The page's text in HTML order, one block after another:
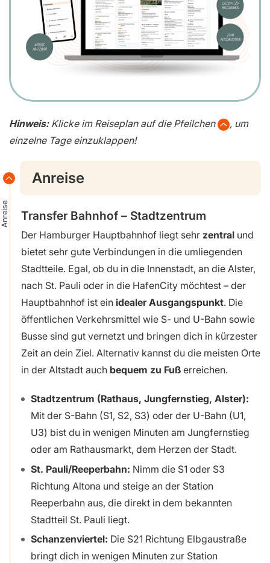
Hinweis: Klicke im Reiseplan auf die Pfeilchen
, um
einzelne Tage einzuklappen!
Anreise
Anreise
Transfer Bahnhof – Stadtzentrum
Der Hamburger Hauptbahnhof liegt sehr zentralund
bietet sehr gute Verbindungen in die umliegenden
Stadtteile. Egal, ob du in die Innenstadt, an die Alster,
nach St. Pauli oder in die HafenCity möchtest – der
Hauptbahnhof ist ein idealer Ausgangspunkt. Die
öffentlichen Verkehrsmittel wie S- und U-Bahn sowie
Busse sind gut vernetzt und bringen dich in kürzester
Zeit an dein Ziel. Alternativ kannst du die meisten Orte
in der Altstadt auch bequem zu Fußerreichen.
Stadtzentrum (Rathaus, Jungfernstieg, Alster):
Mit der S-Bahn (S1, S2, S3) oder der U-Bahn (U1,
U3) bist du in wenigen Minuten am Jungfernstieg
oder am Rathausmarkt, dem Herzen der Stadt.
St. Pauli/Reeperbahn: Nimm die S1 oder S3
Richtung Altona und steige an der Station
Reeperbahn aus, die direkt in dem bekannten
Stadtteil St. Pauli liegt.
Schanzenviertel: Die S21 Richtung Elbgaustraße
bringt dich in wenigen Minuten zur Station